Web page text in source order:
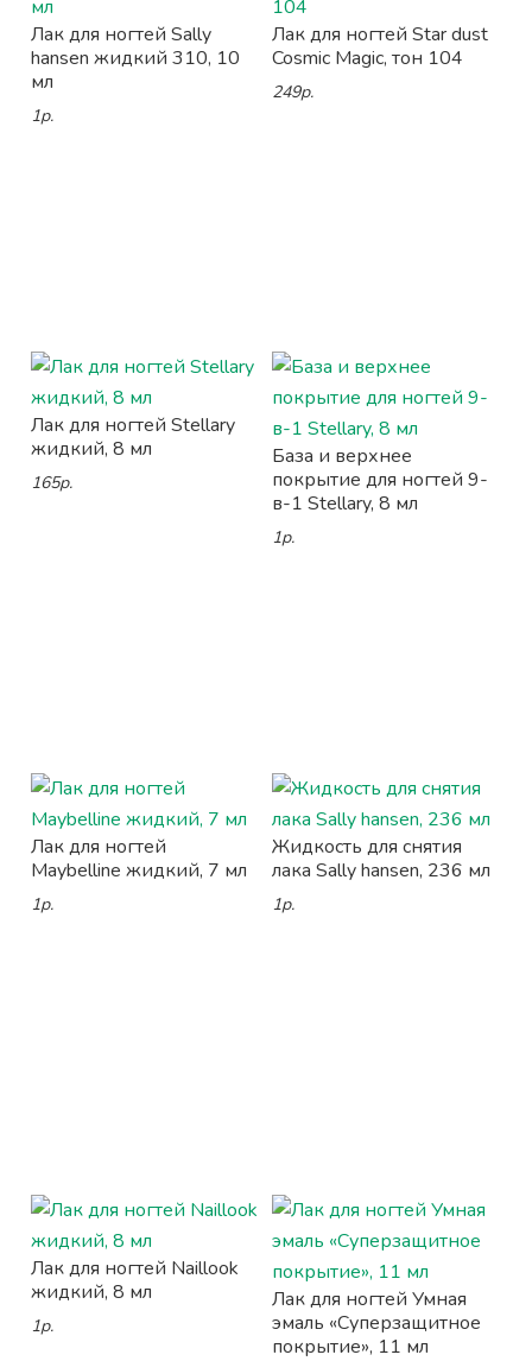
Лак для ногтей Sally
hansen жидкий 310, 10
мл
1р.
Лак для ногтей Star dust
Cosmic Magic, тон 104
249р.
Лак для ногтей Stellary
жидкий, 8 мл
165р.
База и верхнее
покрытие для ногтей 9-
в-1 Stellary, 8 мл
1р.
Лак для ногтей
Maybelline жидкий, 7 мл
1р.
Жидкость для снятия
лака Sally hansen, 236 мл
1р.
Лак для ногтей Naillook
жидкий, 8 мл
1р.
Лак для ногтей Умная
эмаль «Суперзащитное
покрытие», 11 мл